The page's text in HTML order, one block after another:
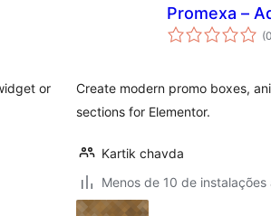
or
Promexa –
(0
Create modern promo boxes,
sections for Elementor.
Kartik chavda
Menos de 10 de instalações